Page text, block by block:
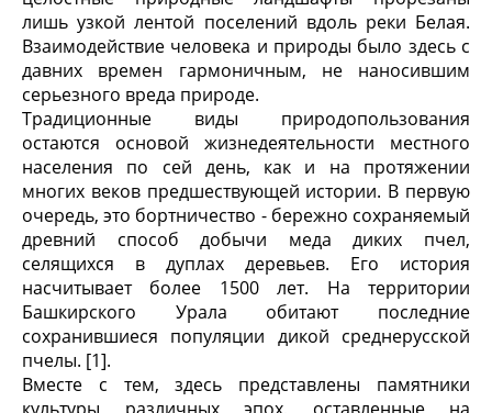
лишь узкой лентой поселений вдоль реки Белая.
Взаимодействие человека и природы было здесь с
давних времен гармоничным, не наносившим
серьезного вреда природе.
Традиционные виды природопользования
остаются основой жизнедеятельности местного
населения по сей день, как и на протяжении
многих веков предшествующей истории. В первую
очередь, это бортничество - бережно сохраняемый
древний способ добычи меда диких пчел,
селящихся в дуплах деревьев. Его история
насчитывает более 1500 лет. На территории
Башкирского Урала обитают последние
сохранившиеся популяции дикой среднерусской
пчелы. [1].
Вместе с тем, здесь представлены памятники